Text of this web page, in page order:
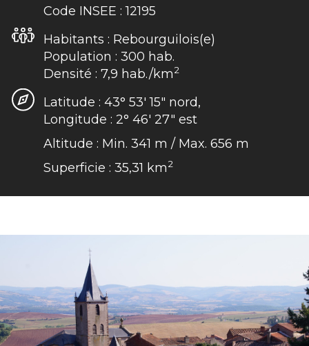
Code INSEE :12195
Habitants : Rebourguilois(e)
Population : 300 hab.
Densité : 7,9 hab./km2
Latitude : 43° 53′ 15″ nord,
Longitude : 2° 46′ 27″ est
Altitude : Min. 341 m / Max. 656 m
Superficie : 35,31 km2